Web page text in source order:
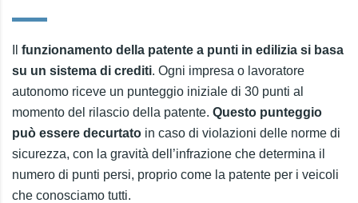
funzionamento della patente a punti in edilizia si basa
su un sistema di crediti. Ogni impresa o lavoratore
autonomo riceve un punteggio iniziale di 30 punti al
momento del rilascio della patente. Questo punteggio
può essere decurtato in caso di violazioni delle norme di
sicurezza, con la gravità dell’infrazione che determina il
numero di punti persi, proprio come la patente per i veicoli
che conosciamo tutti.